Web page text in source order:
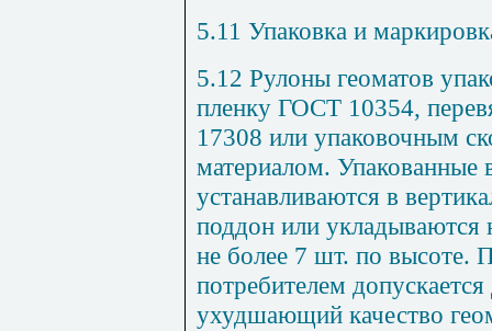
5.11 Упаковка и
5.12 Рулоны геоматов
пленку ГОСТ 10354,
17308 или упаковочным
материалом. Упакованные
устанавливаются в
поддон или укладываются
не более 7 шт. по высоте.
потребителем
ухудшающий качество